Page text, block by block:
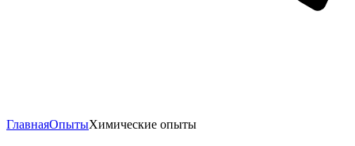
ГлавнаяОпытыХимические опыты